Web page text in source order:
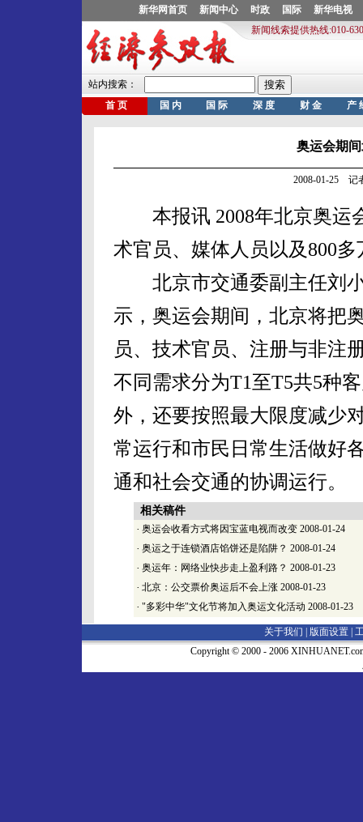
奥运会期
2008-01-25 记
本报讯 2008年北京奥运
术官员、媒体人员以及800
北京市交通委副主任刘小
示，奥运会期间，北京将把
员、技术官员、注册与非注
不同需求分为T1至T5共5种
外，还要按照最大限度减少
常运行和市民日常生活做好
通和社会交通的协调运行。
相关稿件
· 奥运会收看方式将因宝蓝电视而改变 2008-01-24
· 奥运之于连锁酒店馅饼还是陷阱？ 2008-01-24
· 奥运年：网络业快步走上盈利路？ 2008-01-23
· 北京：公交票价奥运后不会上涨 2008-01-23
· "多彩中华"文化节将加入奥运文化活动 2008-01-23
关于我们 | 版面设置
Copyright © 2000 - 2006